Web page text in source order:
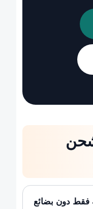
دون بضائع